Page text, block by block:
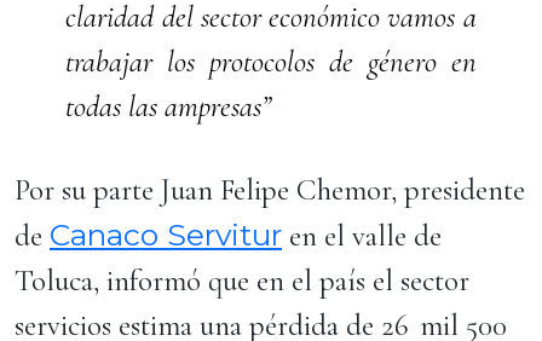
claridad del sector económico vamos a
trabajar los protocolos de género en
todas las ampresas”
Por su parte Juan Felipe Chemor, presidente
de Canaco Servitur en el valle de
Toluca, informó que en el país el sector
servicios estima una pérdida de 26 mil 500